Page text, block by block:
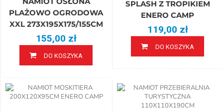
PLAŻOWO OGRODOWA
XXL 273X195X175/155CM
155,00 zł
DO KOSZYKA
SPLASH Z TROPIKIEM
ENERO CAMP
119,00 zł
DO KOSZYKA